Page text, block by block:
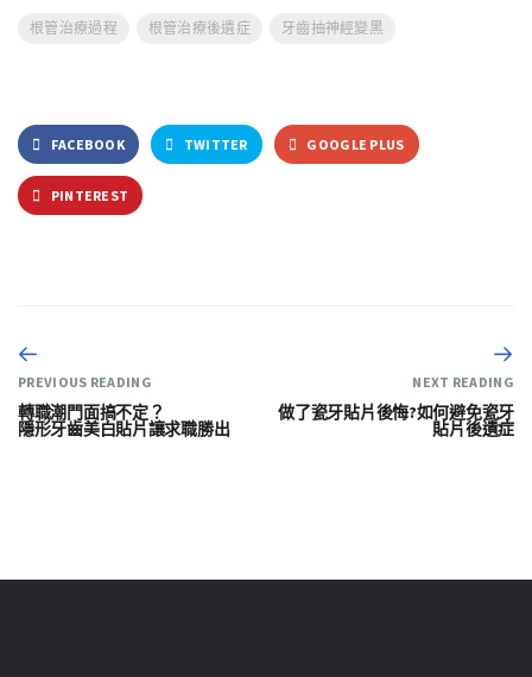
根管治療過程 根管治療後遺症 牙齒抽神經變黑
FACEBOOK TWITTER GOOGLE PLUS
PINTEREST
PREVIOUS READING
轉職潮門面搞不定？
隱形牙齒美白貼片讓求職勝出
NEXT READING
做了瓷牙貼片後悔?如何避免瓷牙
貼片後遺症